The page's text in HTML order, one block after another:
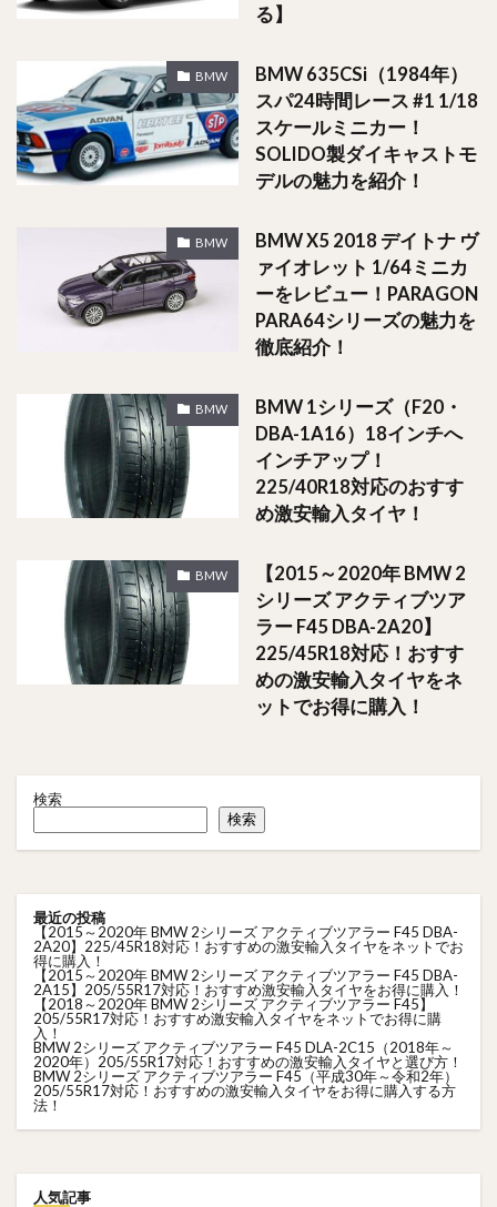
る】
BMW
BMW 635CSi（1984年）
スパ24時間レース #1 1/18
スケールミニカー！
SOLIDO製ダイキャストモ
デルの魅力を紹介！
BMW
BMW X5 2018 デイトナ ヴ
ァイオレット 1/64ミニカ
ーをレビュー！PARAGON
PARA64シリーズの魅力を
徹底紹介！
BMW
BMW 1シリーズ（F20・
DBA-1A16）18インチへ
インチアップ！
225/40R18対応のおすす
め激安輸入タイヤ！
BMW
【2015～2020年 BMW 2
シリーズ アクティブツア
ラー F45 DBA-2A20】
225/45R18対応！おすす
めの激安輸入タイヤをネ
ットでお得に購入！
検索
検索
最近の投稿
【2015～2020年 BMW 2シリーズ アクティブツアラー F45 DBA-
2A20】225/45R18対応！おすすめの激安輸入タイヤをネットでお
得に購入！
【2015～2020年 BMW 2シリーズ アクティブツアラー F45 DBA-
2A15】205/55R17対応！おすすめ激安輸入タイヤをお得に購入！
【2018～2020年 BMW 2シリーズ アクティブツアラー F45】
205/55R17対応！おすすめ激安輸入タイヤをネットでお得に購
入！
BMW 2シリーズ アクティブツアラー F45 DLA-2C15（2018年～
2020年）205/55R17対応！おすすめの激安輸入タイヤと選び方！
BMW 2シリーズ アクティブツアラー F45（平成30年～令和2年）
205/55R17対応！おすすめの激安輸入タイヤをお得に購入する方
法！
人気記事